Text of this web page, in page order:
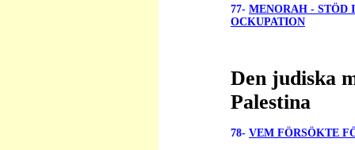
77- MENORAH - STÖD
OCKUPATION
Den judiska
Palestina
78- VEM FÖRSÖKTE